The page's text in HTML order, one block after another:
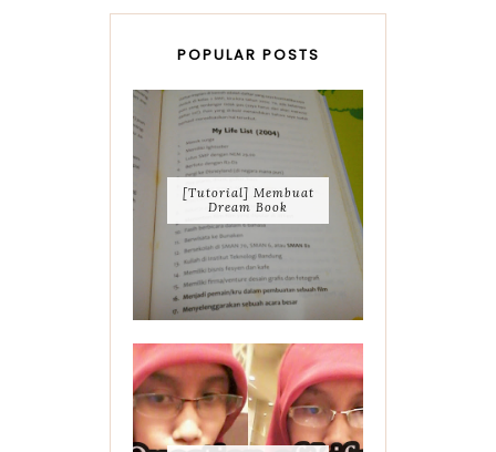
POPULAR POSTS
[Tutorial] Membuat
Dream Book